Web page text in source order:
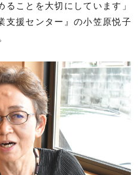
ことを大切にしています」
支援センター』の小笠原悦子